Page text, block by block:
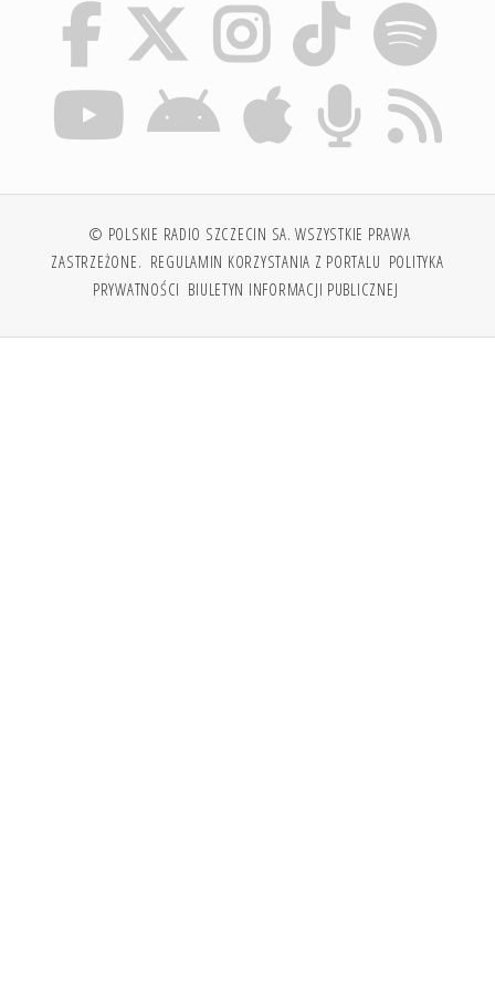
© POLSKIE RADIO SZCZECIN SA. WSZYSTKIE PRAWA
ZASTRZEŻONE. REGULAMIN KORZYSTANIA Z PORTALU POLITYKA
PRYWATNOŚCI BIULETYN INFORMACJI PUBLICZNEJ